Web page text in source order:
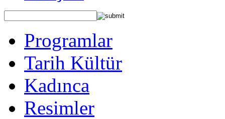
Programlar
Tarih Kültür
Kadınca
Resimler